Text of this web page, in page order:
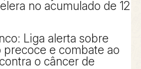
no acumulado de 12
Liga alerta sobre
precoce e combate ao
o câncer de